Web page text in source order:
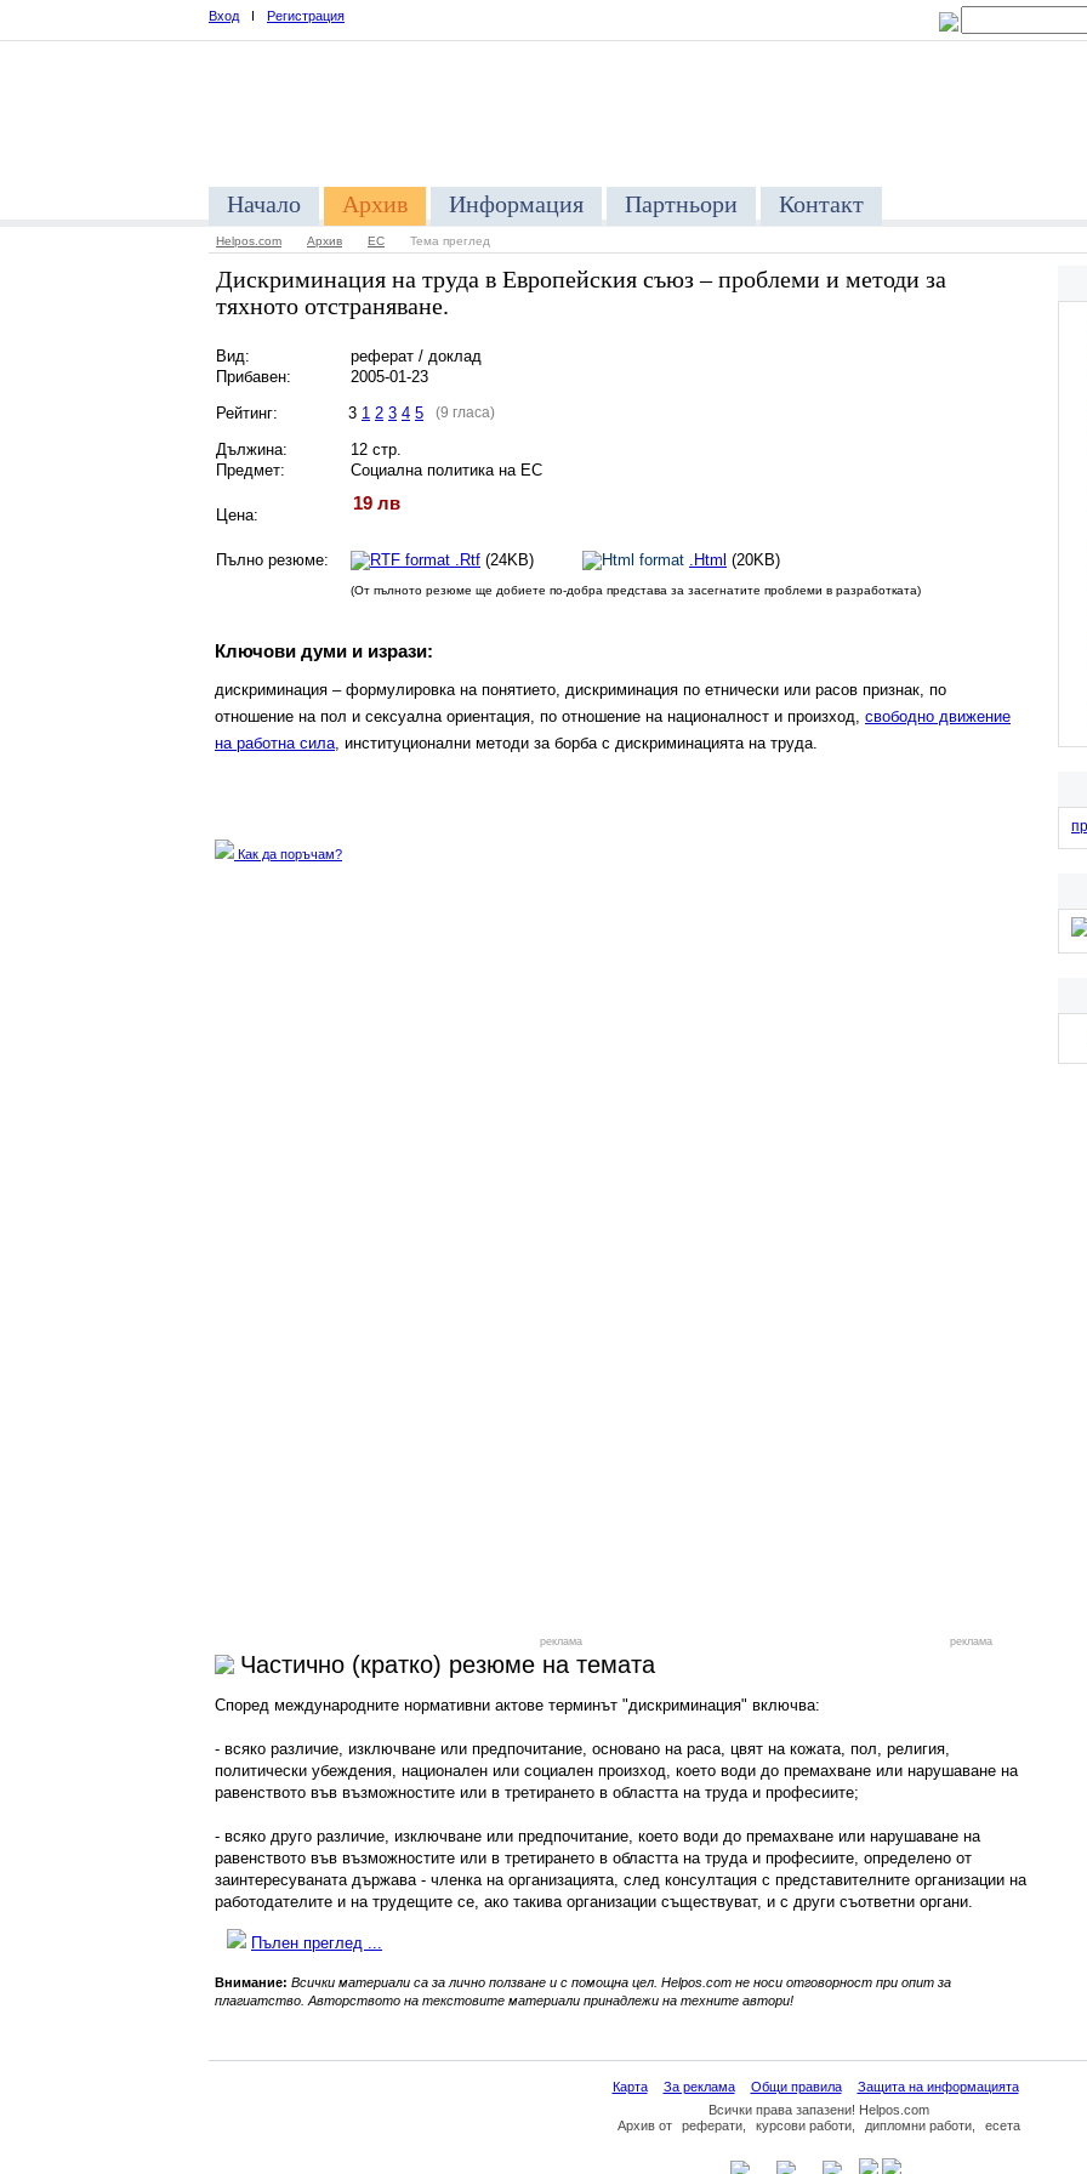
Вход I Регистрация
Начало Архив Информация Партньори Контакт
Helpos.com Архив ЕС Тема преглед
Дискриминация на труда в Европейския съюз – проблеми и методи за
тяхното отстраняване.
Вид:
реферат / доклад
Прибавен:
2005-01-23
Рейтинг:
3 1 2 3 4 5 (9 гласа)
Дължина:
12 стр.
Предмет:
Социална политика на ЕС
Цена:
19 лв
Пълно резюме: .Rtf (24KB) .Html (20KB)
(От пълното резюме ще добиете по-добра представа за засегнатите проблеми в разработката)
Ключови думи и изрази:
дискриминация – формулировка на понятието, дискриминация по етнически или расов признак, по
отношение на пол и сексуална ориентация, по отношение на националност и произход, свободно движение
на работна сила, институционални методи за борба с дискриминацията на труда.
Как да поръчам?
реклама реклама
Частично (кратко) резюме на темата
Според международните нормативни актове терминът "дискриминация" включва:
- всяко различие, изключване или предпочитание, основано на раса, цвят на кожата, пол, религия,
политически убеждения, национален или социален произход, което води до премахване или нарушаване на
равенството във възможностите или в третирането в областта на труда и професиите;
- всяко друго различие, изключване или предпочитание, което води до премахване или нарушаване на
равенството във възможностите или в третирането в областта на труда и професиите, определено от
заинтересуваната държава - членка на организацията, след консултация с представителните организации на
работодателите и на трудещите се, ако такива организации съществуват, и с други съответни органи.
Пълен преглед ...
Внимание: Всички материали са за лично ползване и с помощна цел. Helpos.com не носи отговорност при опит за
плагиатство. Авторството на текстовите материали принадлежи на техните автори!
Карта За реклама Общи правила
Защита на информацията
Всички права запазени! Helpos.com
Архивот реферати, курсови работи, дипломни работи, есета